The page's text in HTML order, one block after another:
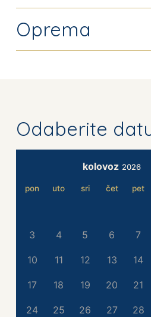
Oprema
Odaberite
kolovoz 2026
pon uto sri čet pet
3 4 5 6 7
10 11 12 13 14
17 18 19 20 21
24 25 26 27 28